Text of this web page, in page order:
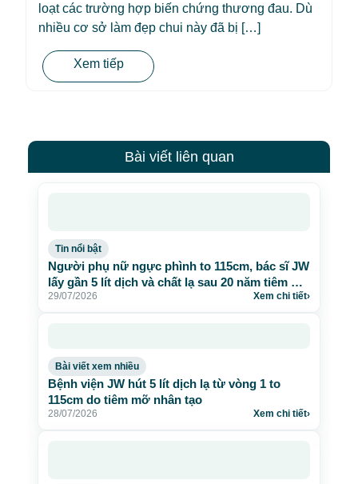
loạt các trường hợp biến chứng thương đau. Dù
nhiều cơ sở làm đẹp chui này đã bị […]
Xem tiếp
Bài viết liên quan
Tin nổi bật
Người phụ nữ ngực phình to 115cm, bác sĩ JW
lấy gần 5 lít dịch và chất lạ sau 20 năm tiêm mỡ
nhân tạo
29/07/2026 Xem chi tiết›
Bài viết xem nhiều
Bệnh viện JW hút 5 lít dịch lạ từ vòng 1 to
115cm do tiêm mỡ nhân tạo
28/07/2026 Xem chi tiết›